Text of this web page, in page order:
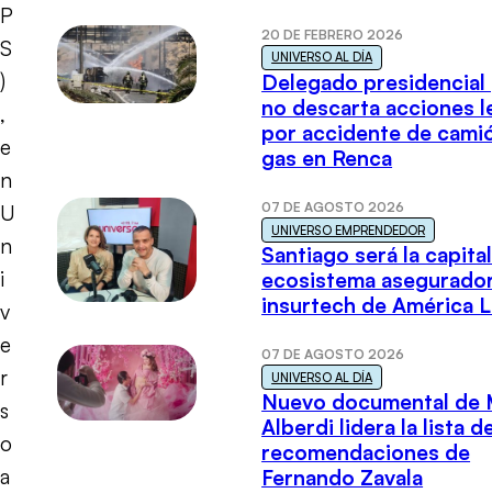
P
S
)
,
e
n
U
n
i
v
e
r
s
o
a
20 DE FEBRERO 2026
UNIVERSO AL DÍA
Delegado presidencial
no descarta acciones
por accidente de
gas en Renca
07 DE AGOSTO 2026
UNIVERSO EMPRENDEDOR
Santiago será la
ecosistema
insurtech de América
07 DE AGOSTO 2026
UNIVERSO AL DÍA
Nuevo documental de
Alberdi lidera la lista
recomendaciones de
Fernando Zavala